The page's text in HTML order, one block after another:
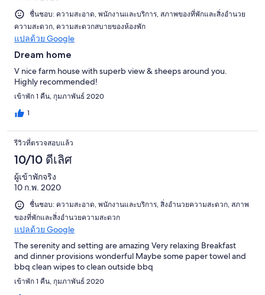
ชื่นชอบ: ความสะอาด, พนักงานและบริการ, สภาพของที่พักและสิ่งอำนวย
ความสะดวก, ความสะดวกสบายของห้องพัก
แปลด้วย Google
Dream home
V nice farm house with superb view & sheeps around you.
Highly recommended!
เข้าพัก 1 คืน, กุมภาพันธ์ 2020
1
รีวิวที่ตรวจสอบแล้ว
10/10 ดีเลิศ
ผู้เข้าพักจริง
10 ก.พ. 2020
ชื่นชอบ: ความสะอาด, พนักงานและบริการ, สิ่งอำนวยความสะดวก, สภาพ
ของที่พักและสิ่งอำนวยความสะดวก
แปลด้วย Google
The serenity and setting are amazing Very relaxing Breakfast
and dinner provisions wonderful Maybe some paper towel and
bbq clean wipes to clean outside bbq
เข้าพัก 1 คืน, กุมภาพันธ์ 2020